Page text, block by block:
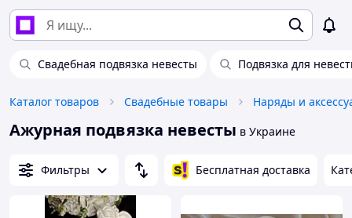
Свадебная подвязка невесты Подвязка для
Каталог товаров Свадебные товары Наряды и
Ажурная подвязка невесты в Украине
Фильтры Бесплатная доставка